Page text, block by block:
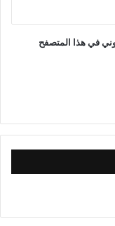
في هذا المتصفح